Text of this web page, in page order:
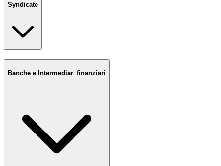
Syndicate
Banche e Intermediari finanziari